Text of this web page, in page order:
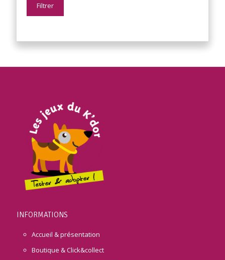
Filtrer
INFORMATIONS
Accueil & présentation
Boutique & Click&collect